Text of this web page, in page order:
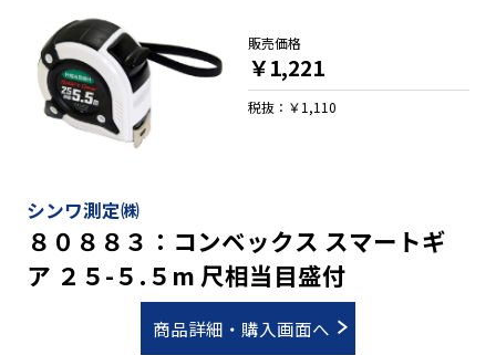
シンワ測定㈱
８０８８３：コンベックス スマートギ
ア ２５-５.５m 尺相当目盛付
商品詳細・購入画面へ
販売価格
￥1,221
税抜：￥1,110